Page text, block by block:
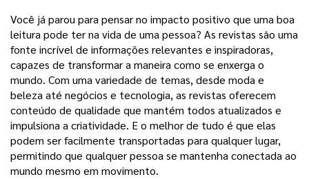
Você já parou para pensar no impacto positivo que uma boa
leitura pode ter na vida de uma pessoa? As revistas são uma
fonte incrível de informações relevantes e inspiradoras,
capazes de transformar a maneira como se enxerga o
mundo. Com uma variedade de temas, desde moda e
beleza até negócios e tecnologia, as revistas oferecem
conteúdo de qualidade que mantém todos atualizados e
impulsiona a criatividade. E o melhor de tudo é que elas
podem ser facilmente transportadas para qualquer lugar,
permitindo que qualquer pessoa se mantenha conectada ao
mundo mesmo em movimento.